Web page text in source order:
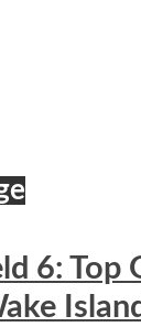
6: Top